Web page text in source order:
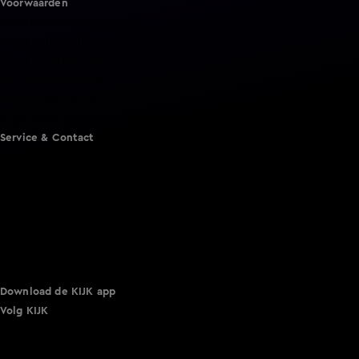
Voorwaarden
Service & Contact
Download de KIJK app
Volg KIJK